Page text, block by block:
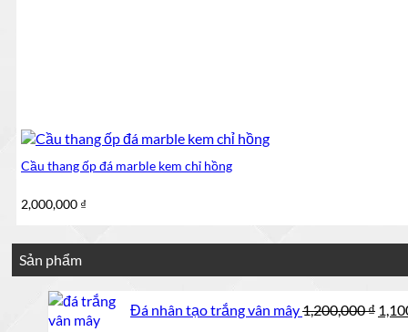
Cầu thang ốp đá marble kem chỉ hồng
2,000,000 ₫
Sản phẩm
Đá nhân tạo trắng vân mây1,200,000₫ Giá